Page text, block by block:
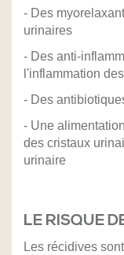
- Des
urinaires
- Des anti-
l'inflammation
- Des
- Une
des cristaux
urinaire
LE RISQUE
Les récidives